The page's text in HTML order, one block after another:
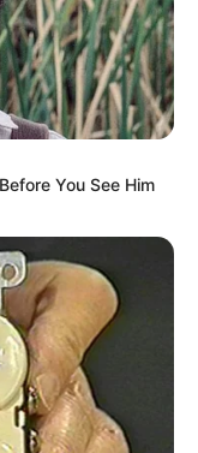
You See Him